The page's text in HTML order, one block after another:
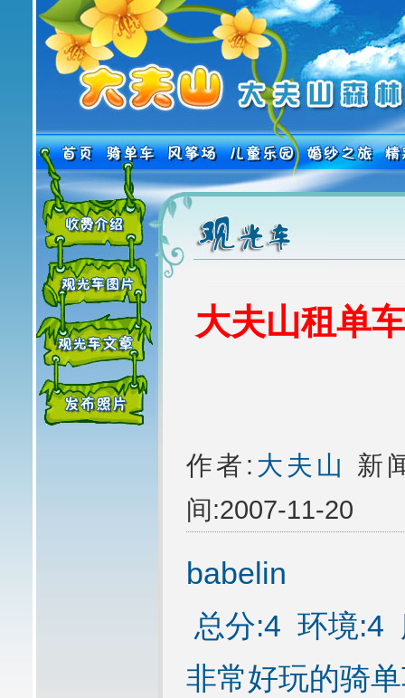
大夫山租单
作者: 大夫山
新
间:2007-11-20
babelin
总分:4 环境:4
非常好玩的骑